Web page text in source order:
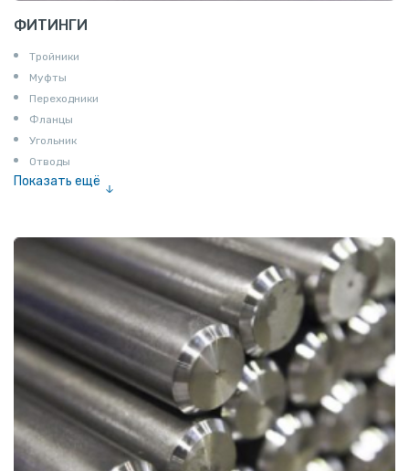
ФИТИНГИ
Тройники
Муфты
Переходники
Фланцы
Угольник
Отводы
Показать ещё
Соединение «американка»
Штуцеры
Сгоны
Удлинители для труб
Крестовины
Контргайки